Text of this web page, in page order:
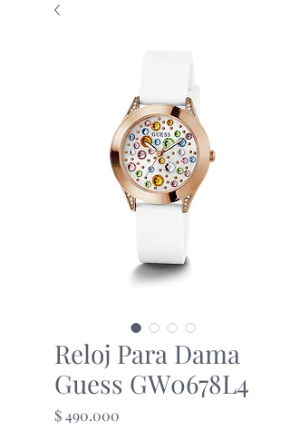
Reloj Para Dama
Guess GW0678L4
$ 490.000